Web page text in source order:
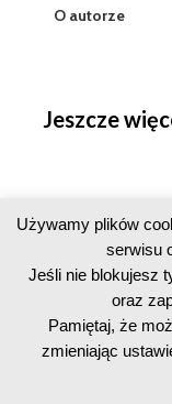
O autorze
Jeszcze
Copyright ©
Używamy plików
serwisu
Jeśli nie blokujesz
oraz
Pamiętaj, że
zmieniając